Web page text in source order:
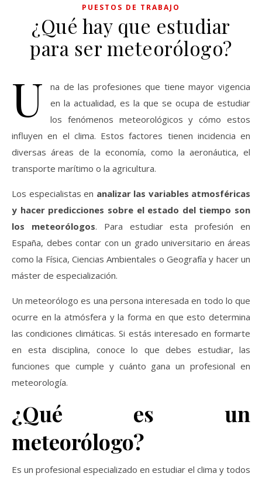
PUESTOS DE TRABAJO
¿Qué hay que estudiar
para ser meteorólogo?
U
na de las profesiones que tiene mayor vigencia
en la actualidad, es la que se ocupa de estudiar
los fenómenos meteorológicos y cómo estos
influyen en el clima. Estos factores tienen incidencia en
diversas áreas de la economía, como la aeronáutica, el
transporte marítimo o la agricultura.
Los especialistas en analizar las variables atmosféricas
y hacer predicciones sobre el estado del tiempo son
los meteorólogos. Para estudiar esta profesión en
España, debes contar con un grado universitario en áreas
como la Física, Ciencias Ambientales o Geografía y hacer un
máster de especialización.
Un meteorólogo es una persona interesada en todo lo que
ocurre en la atmósfera y la forma en que esto determina
las condiciones climáticas. Si estás interesado en formarte
en esta disciplina, conoce lo que debes estudiar, las
funciones que cumple y cuánto gana un profesional en
meteorología.
¿Qué es un
meteorólogo?
Es un profesional especializado en estudiar el clima y todos